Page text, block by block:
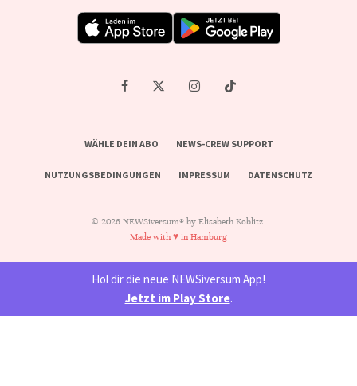
WÄHLE DEIN ABO NEWS-CREW SUPPORT
NUTZUNGSBEDINGUNGEN IMPRESSUM DATENSCHUTZ
© 2026 NEWSiversum® by Elisabeth Koblitz.
Made with ♥ in Hamburg
Hol dir die neue NEWSiversum App!
Jetzt im Play Store.